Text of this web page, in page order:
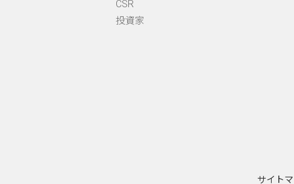
CSR
投資家
サイト